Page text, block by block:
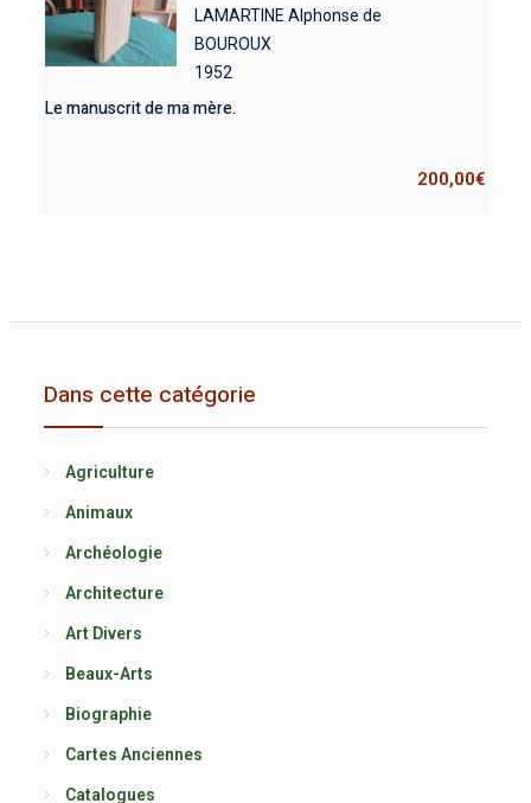
LAMARTINE Alphonse de
BOUROUX
1952
Le manuscrit de ma mère.
200,00€
Dans cette catégorie
Agriculture
Animaux
Archéologie
Architecture
Art Divers
Beaux-Arts
Biographie
Cartes Anciennes
Catalogues